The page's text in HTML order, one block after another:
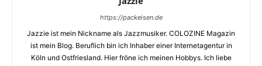
https://packeisen.de
Jazzie ist mein Nickname als Jazzmusiker. COLOZINE Magazin
ist mein Blog. Beruflich bin ich Inhaber einer Internetagentur in
Köln und Ostfriesland. Hier fröne ich meinen Hobbys. Ich liebe